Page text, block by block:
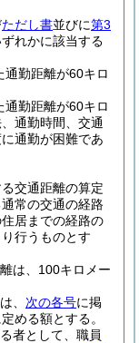
ただし書並びに第3
れかに該当する
勤距離が60キロ
勤距離が60キロ
通勤時間、交通
通勤が困難であ
交通距離の算定
常の交通の経路
居までの経路の
行うものとす
は、100キロメー
、 次の各号に掲
める額とする。
者として、職員